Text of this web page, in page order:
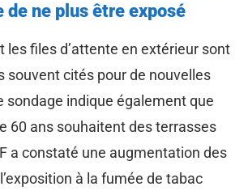
ne plus être exposé
les files d’attente en extérieur sont
souvent cités pour de nouvelles
sondage indique également que
60 ans souhaitent des terrasses
a constaté une augmentation des
à la fumée de tabac